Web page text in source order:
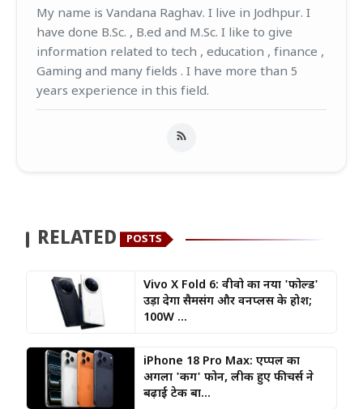
My name is Vandana Raghav. I live in Jodhpur. I
have done B.Sc. , B.ed and M.Sc. I like to give
information related to tech , education , finance ,
Gaming and many fields . I have more than 5
years experience in this field.
RELATED POSTS
Vivo X Fold 6: वीवो का नया 'फोल्ड'
उड़ा देगा सैमसंग और वनप्लस के होश;
100W ...
iPhone 18 Pro Max: एप्पल का
अगला 'किंग' फोन, लीक हुए फीचर्स ने
बढ़ाई टेक बा...